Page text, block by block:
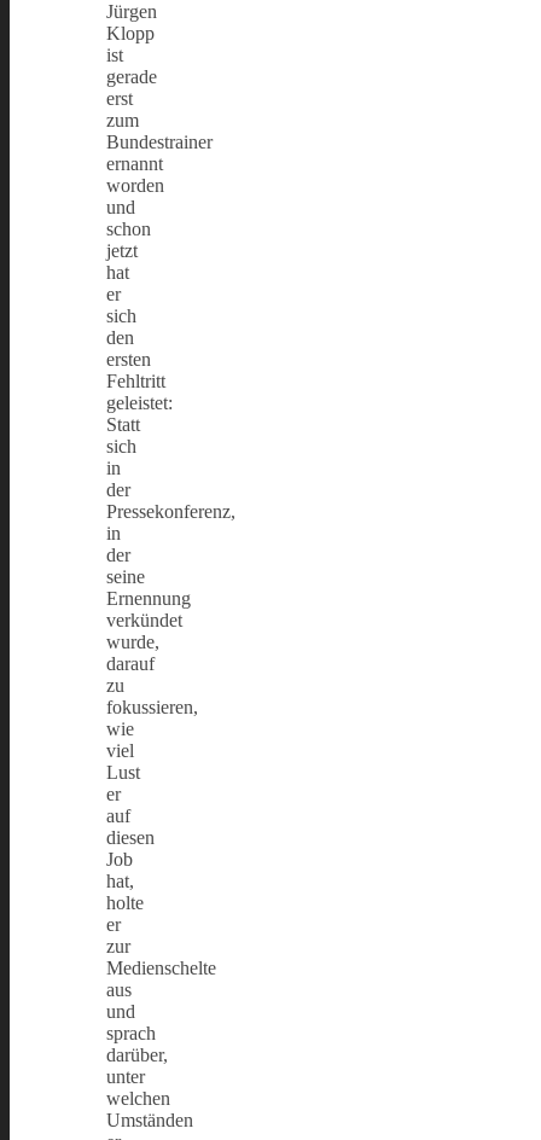
Jürgen
Klopp
ist
gerade
erst
zum
Bundestrainer
ernannt
worden
und
schon
jetzt
hat
er
sich
den
ersten
Fehltritt
geleistet:
Statt
sich
in
der
Pressekonferenz,
in
der
seine
Ernennung
verkündet
wurde,
darauf
zu
fokussieren,
wie
viel
Lust
er
auf
diesen
Job
hat,
holte
er
zur
Medienschelte
aus
und
sprach
darüber,
unter
welchen
Umständen